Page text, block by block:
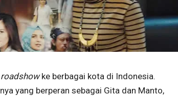
roadshowke berbagai kota di Indonesia.
yang berperan sebagai Gita dan Manto,